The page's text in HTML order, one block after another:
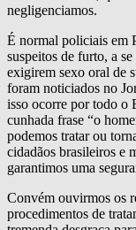
negligenciamos.
É normal policiais em
suspeitos de furto, a
exigirem sexo oral de
foram noticiados no
isso ocorre por todo o
cunhada frase “o
podemos tratar ou
cidadãos brasileiros e
garantimos uma
Convém ouvirmos os
procedimentos de